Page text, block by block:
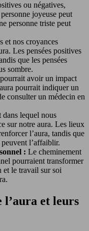
ou négatives,
joyeuse peut
personne triste peut
et nos croyances
Les pensées positives
que les pensées
sombre.
avoir un impact
pourrait indiquer un
consulter un médecin en
dans lequel nous
sur notre aura. Les lieux
l’aura, tandis que
l’affaiblir.
: Le cheminement
pourraient transformer
et le travail sur soi
l’aura et leurs